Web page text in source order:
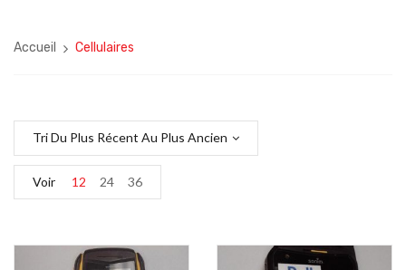
Accueil Cellulaires
Tri Du Plus Récent Au Plus Ancien
Voir 12 24 36